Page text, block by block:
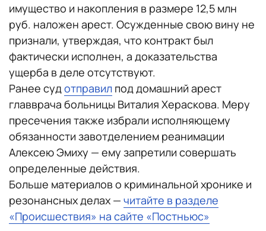
имущество и накопления в размере 12,5 млн
руб. наложен арест. Осужденные свою вину не
признали, утверждая, что контракт был
фактически исполнен, а доказательства
ущерба в деле отсутствуют.
Ранее судотправил под домашний арест
главврача больницы Виталия Хераскова. Меру
пресечения также избрали исполняющему
обязанности завотделением реанимации
Алексею Эмиху — ему запретили совершать
определенные действия.
Больше материалов о криминальной хронике и
резонансных делах — читайте в разделе
«Происшествия» на сайте «Постньюс»